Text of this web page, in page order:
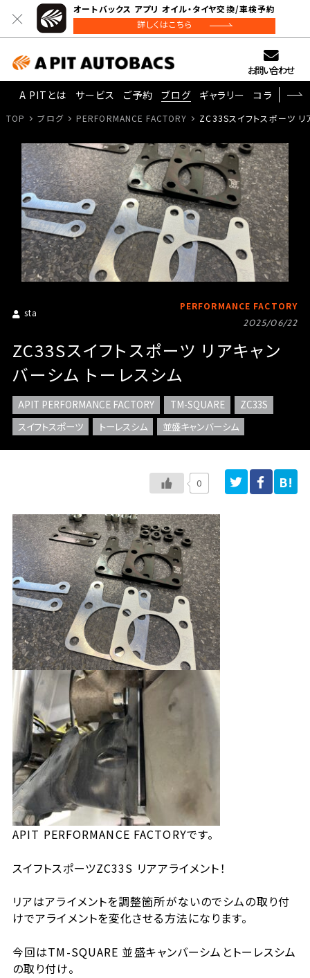
オートバックス アプリ オイル・タイヤ交換/車検予約
詳しくはこちら
お問い合わせ
A PITとは
サービス ご予約 ブログ ギャラリー コラム
TOP ブログ PERFORMANCE FACTORY ZC33Sスイフトスポーツ リ
sta
PERFORMANCE FACTORY
2025/06/22
ZC33Sスイフトスポーツ リアキャン
バーシム トーレスシム
APIT PERFORMANCE FACTORY TM-SQUARE
ZC33S
スイフトスポーツ
トーレスシム 並盛キャンバーシム
0
APIT PERFORMANCE FACTORYです。
スイフトスポーツZC33S リアアライメント！
リアはアライメントを調整箇所がないのでシムの取り付
けでアライメントを変化させる方法になります。
今回はTM-SQUARE 並盛キャンバーシムとトーレスシム
の取り付け。